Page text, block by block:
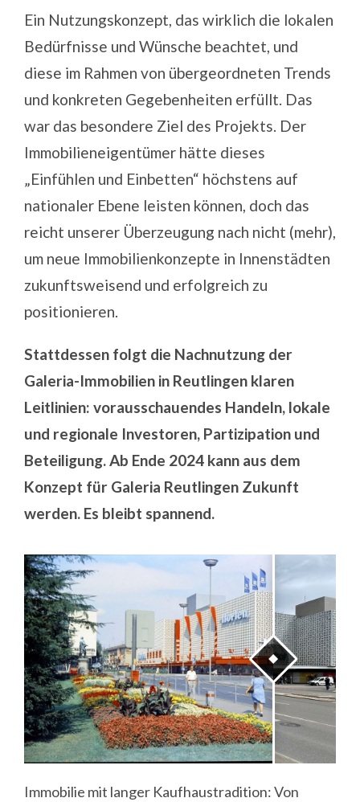
Ein Nutzungskonzept, das wirklich die lokalen
Bedürfnisse und Wünsche beachtet, und
diese im Rahmen von übergeordneten Trends
und konkreten Gegebenheiten erfüllt. Das
war das besondere Ziel des Projekts. Der
Immobilieneigentümer hätte dieses
„Einfühlen und Einbetten“ höchstens auf
nationaler Ebene leisten können, doch das
reicht unserer Überzeugung nach nicht (mehr),
um neue Immobilienkonzepte in Innenstädten
zukunftsweisend und erfolgreich zu
positionieren.
Stattdessen folgt die Nachnutzung der
Galeria-Immobilien in Reutlingen klaren
Leitlinien: vorausschauendes Handeln, lokale
und regionale Investoren, Partizipation und
Beteiligung. Ab Ende 2024 kann aus dem
Konzept für Galeria Reutlingen Zukunft
werden. Es bleibt spannend.
Immobilie mit langer Kaufhaustradition: Von